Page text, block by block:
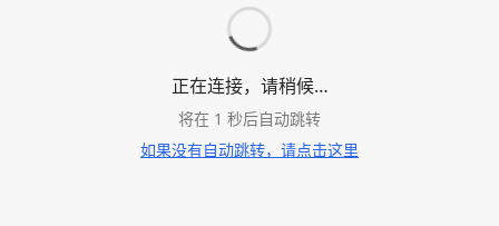
正在连接，请稍候…
将在 1 秒后自动跳转
如果没有自动跳转，请点击这里